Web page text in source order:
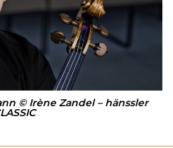
© Irène Zandel – hänssler